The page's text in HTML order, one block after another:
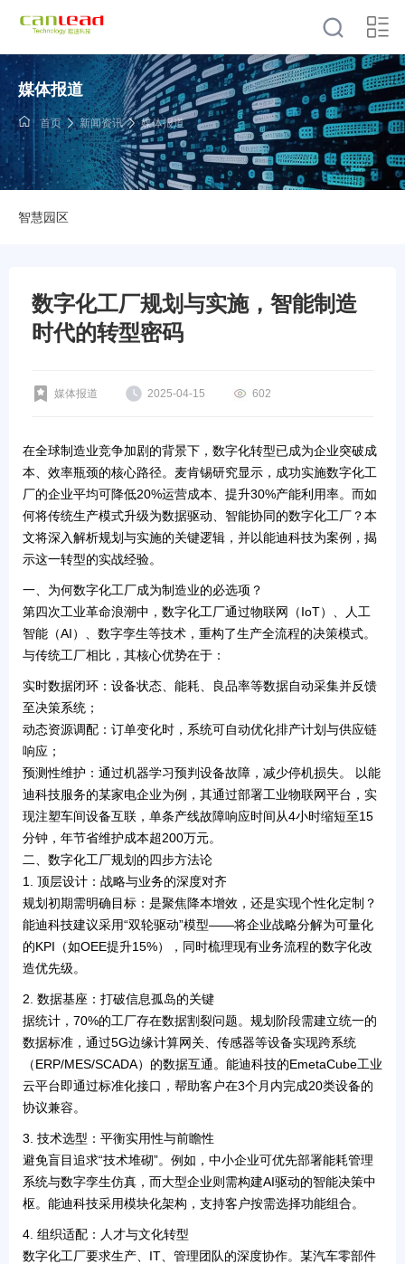
媒体报道
首页 新闻资讯 媒体报道
智慧园区
数字化工厂规划与实施，智能制造
时代的转型密码
媒体报道 2025-04-15 602
在全球制造业竞争加剧的背景下， 数字化转型已成为企业突破成
本、效率瓶颈的核心路径。麦肯锡研究显示，成功实施数字化工
厂的企业平均可降低20%运营成本、提升30%产能利用率。而如
何将传统生产模式升级为数据驱动、智能协同的数字化工厂？本
文将深入解析规划与实施的关键逻辑，并以能迪科技为案例，揭
示这一转型的实战经验。
一、为何数字化工厂成为制造业的必选项？
第四次工业革命浪潮中，数字化工厂通过物联网（IoT）、人工
智能（AI）、数字孪生等技术，重构了生产全流程的决策模式。
与传统工厂相比，其核心优势在于：
实时数据闭环 ：设备状态、能耗、良品率等数据自动采集并反馈
至决策系统；
动态资源调配 ：订单变化时，系统可自动优化排产计划与供应链
响应；
预测性维护 ：通过机器学习预判设备故障，减少停机损失。 以能
迪科技服务的某家电企业为例，其通过部署工业物联网平台 ，实
现注塑车间设备互联，单条产线故障响应时间从4小时缩短至15
分钟，年节省维护成本超200万元。
二、数字化工厂规划的四步方法论
1. 顶层设计：战略与业务的深度对齐
规划初期需明确目标：是聚焦降本增效 ，还是实现个性化定制 ？
能迪科技建议采用“双轮驱动”模型——将企业战略分解为可量化
的KPI（如OEE提升15%），同时梳理现有业务流程的数字化改
造优先级。
2. 数据基座：打破信息孤岛的关键
据统计，70%的工厂存在数据割裂问题。规划阶段需建立统一的
数据标准，通过5G边缘计算网关 、传感器等设备实现跨系统
（ERP/MES/SCADA）的数据互通。能迪科技的EmetaCube工业
云平台即通过标准化接口，帮助客户在3个月内完成20类设备的
协议兼容。
3. 技术选型：平衡实用性与前瞻性
避免盲目追求“技术堆砌”。例如，中小企业可优先部署能耗管理
系统与数字孪生仿真 ，而大型企业则需构建AI驱动的智能决策中
枢。能迪科技采用模块化架构，支持客户按需选择功能组合。
4. 组织适配：人才与文化转型
数字化工厂要求生产、IT、管理团队的深度协作。某汽车零部件